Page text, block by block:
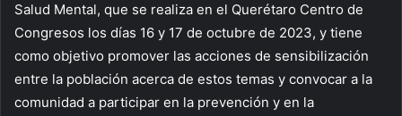
Salud Mental, que se realiza en el Querétaro Centro de
Congresos los días 16 y 17 de octubre de 2023, y tiene
como objetivo promover las acciones de sensibilización
entre la población acerca de estos temas y convocar a la
comunidad a participar en la prevención y en la